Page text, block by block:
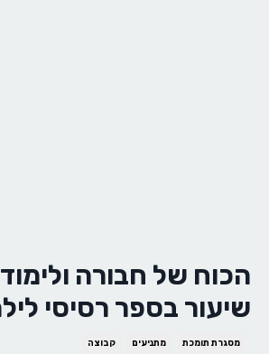
הכוח של חבורה
שיעור בספר רסיסי
מסגרת תומכת מתניעים קבוצה